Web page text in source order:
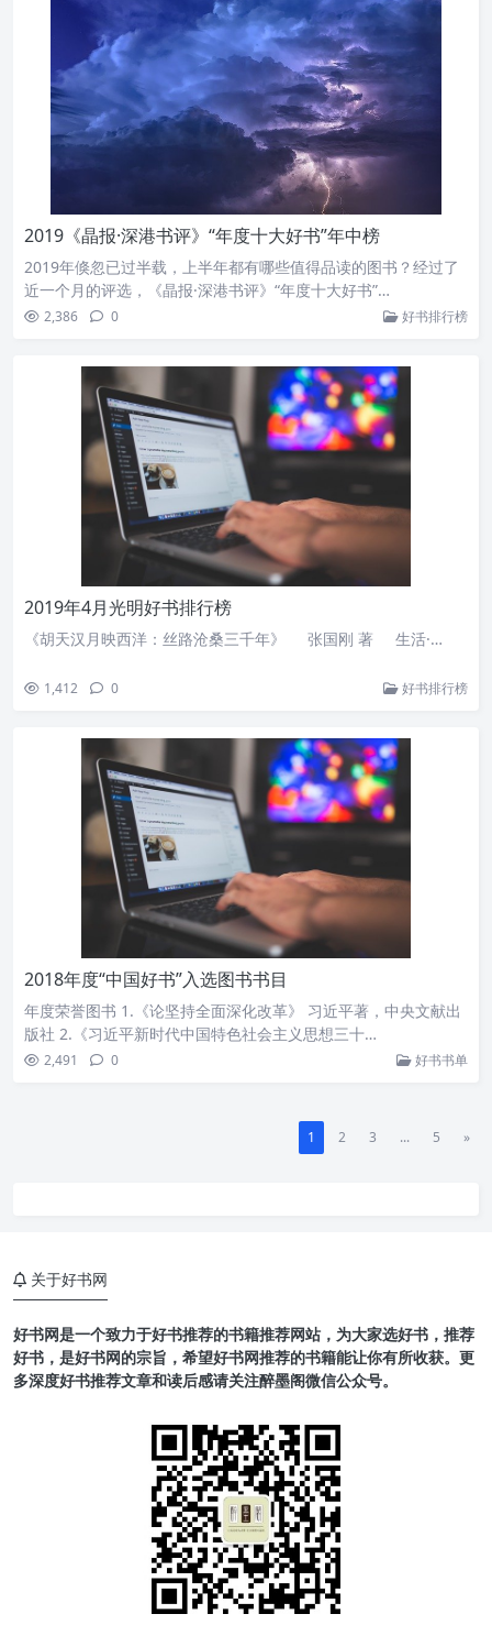
2019《晶报·深港书评》“年度十大好书”年中榜
2019年倏忽已过半载，上半年都有哪些值得品读的图书？经过了
近一个月的评选，《晶报·深港书评》“年度十大好书”…
2,386 0 好书排行榜
2019年4月光明好书排行榜
《胡天汉月映西洋：丝路沧桑三千年》 张国刚 著 生活·…
1,412 0 好书排行榜
2018年度“中国好书”入选图书书目
年度荣誉图书 1.《论坚持全面深化改革》 习近平著，中央文献出
版社 2.《习近平新时代中国特色社会主义思想三十…
2,491 0 好书书单
1 2 3 ... 5 »
关于好书网
好书网是一个致力于好书推荐的书籍推荐网站，为大家选好书，推荐
好书，是好书网的宗旨，希望好书网推荐的书籍能让你有所收获。更
多深度好书推荐文章和读后感请关注醉墨阁微信公众号。